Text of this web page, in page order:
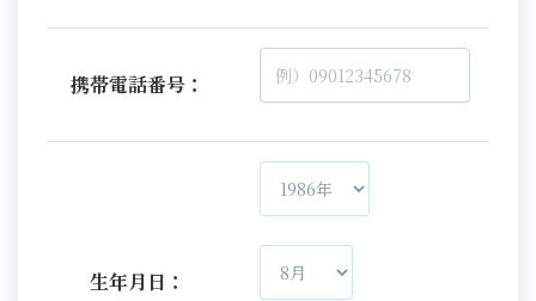
携帯電話番号：
生年月日：